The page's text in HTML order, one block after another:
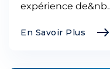
expérience
En Savoir Plus